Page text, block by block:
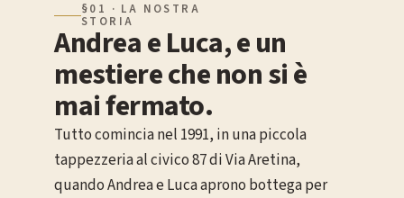
§01 · LA NOSTRA
STORIA
Andrea e Luca, e un
mestiere che non si è
mai fermato.
Tutto comincia nel 1991, in una piccola
tappezzeria al civico 87 di Via Aretina,
quando Andrea e Luca aprono bottega per